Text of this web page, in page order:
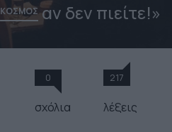
ΚΟΣΜΟΣαν δεν πιείτε!»
0
σχόλια
217
λέξεις